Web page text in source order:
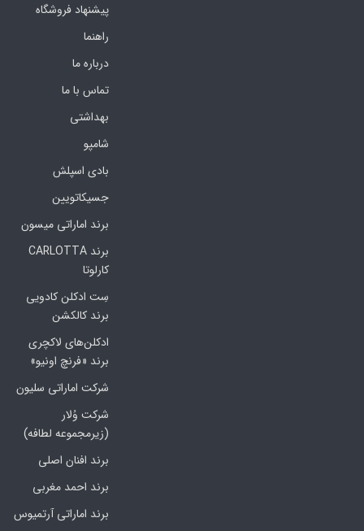
پیشنهاد فروشگاه
راهنما
درباره ما
تماس با ما
بهداشتی
شامپو
بادی اسپلش
جسیکاتویین
برند اماراتی میسون
برند CARLOTTA
کارلوتا
سِت ادکلن کادویی
برند کالکشن
ادکلن‌های لاکچری
برند «فرنچ اونیو»
شرکت اماراتی سلیون
شرکت وُلار
(زیرمجموعه لطافه)
برند افنان اصلی
برند احمد مغربی
برند اماراتی آرتمیوس